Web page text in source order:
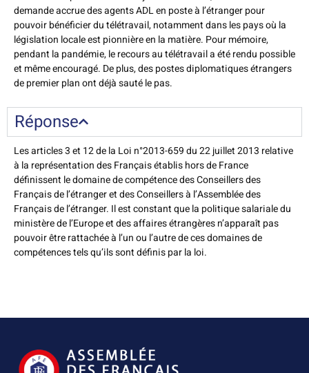
demande accrue des agents ADL en poste à l’étranger pour
pouvoir bénéficier du télétravail, notamment dans les pays où la
législation locale est pionnière en la matière. Pour mémoire,
pendant la pandémie, le recours au télétravail a été rendu possible
et même encouragé. De plus, des postes diplomatiques étrangers
de premier plan ont déjà sauté le pas.
Réponse
Les articles 3 et 12 de la Loi n°2013-659 du 22 juillet 2013 relative
à la représentation des Français établis hors de France
définissent le domaine de compétence des Conseillers des
Français de l’étranger et des Conseillers à l’Assemblée des
Français de l’étranger. Il est constant que la politique salariale du
ministère de l’Europe et des affaires étrangères n’apparaît pas
pouvoir être rattachée à l’un ou l’autre de ces domaines de
compétences tels qu’ils sont définis par la loi.